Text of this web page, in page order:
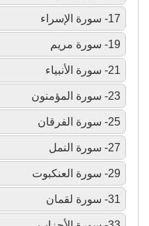
17- سورة الإسراء
19- سورة مريم
21- سورة الأنبياء
23- سورة المؤمنون
25- سورة الفرقان
27- سورة النمل
29- سورة العنكبوت
31- سورة لقمان